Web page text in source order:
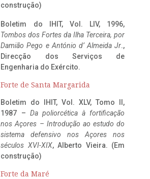
construção)
Boletim do IHIT, Vol. LIV, 1996,
Tombos dos Fortes da Ilha Terceira, por
Damião Pego e António d’ Almeida Jr.,
Direcção dos Serviços de
Engenharia do Exército.
Forte de Santa Margarida
Boletim do IHIT, Vol. XLV, Tomo II,
1987 – Da poliorcética à fortificação
nos Açores – Introdução ao estudo do
sistema defensivo nos Açores nos
séculos XVI-XIX, Alberto Vieira. (Em
construção)
Forte da Maré